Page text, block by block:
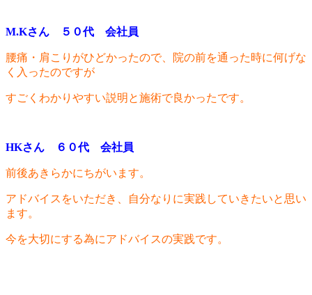
M.Kさん ５０代 会社員
腰痛・肩こりがひどかったので、院の前を通った時に何げな
く入ったのですが
すごくわかりやすい説明と施術で良かったです。
HKさん ６０代 会社員
前後あきらかにちがいます。
アドバイスをいただき、自分なりに実践していきたいと思い
ます。
今を大切にする為にアドバイスの実践です。